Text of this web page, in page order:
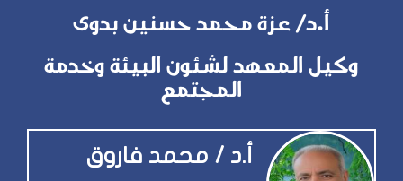
أ.د/ عزة محمد حسنين بدوى
وكيل المعهد لشئون البيئة وخدمة
المجتمع
أ.د / محمد فاروق